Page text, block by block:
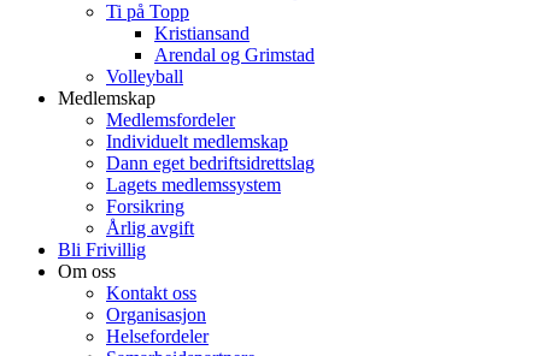
Ti på Topp
Kristiansand
Arendal og Grimstad
Volleyball
Medlemskap
Medlemsfordeler
Individuelt medlemskap
Dann eget bedriftsidrettslag
Lagets medlemssystem
Forsikring
Årlig avgift
Bli Frivillig
Om oss
Kontakt oss
Organisasjon
Helsefordeler